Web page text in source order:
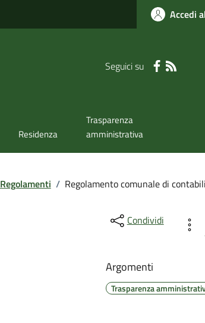
Accedi
Seguici su
Residenza
Trasparenza
amministrativa
Regolamenti / Regolamento comunale di
Condividi
Argomenti
Trasparenza